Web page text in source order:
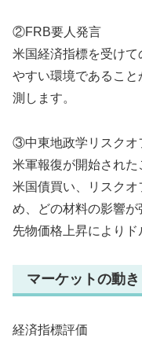
②FRB要人発言
米国経済指標を受け
やすい環境であるこ
測します。
③中東地政学リスクオ
米軍報復が開始され
米国債買い、リスク
め、どの材料の影響
先物価格上昇によりド
マーケットの動き
経済指標評価